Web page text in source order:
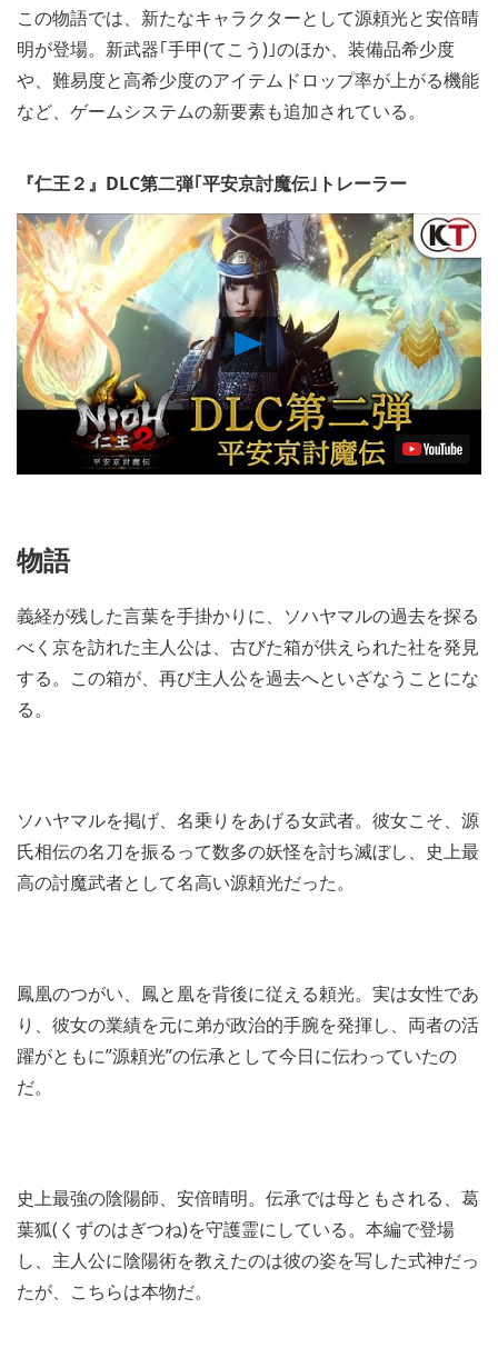
この物語では、新たなキャラクターとして源頼光と安倍晴
明が登場。新武器｢手甲(てこう)｣のほか、装備品希少度
や、難易度と高希少度のアイテムドロップ率が上がる機能
など、ゲームシステムの新要素も追加されている。
『仁王２』DLC第二弾｢平安京討魔伝｣トレーラー
Play
Video
物語
義経が残した言葉を手掛かりに、ソハヤマルの過去を探る
べく京を訪れた主人公は、古びた箱が供えられた社を発見
する。この箱が、再び主人公を過去へといざなうことにな
る。
ソハヤマルを掲げ、名乗りをあげる女武者。彼女こそ、源
氏相伝の名刀を振るって数多の妖怪を討ち滅ぼし、史上最
高の討魔武者として名高い源頼光だった。
鳳凰のつがい、鳳と凰を背後に従える頼光。実は女性であ
り、彼女の業績を元に弟が政治的手腕を発揮し、両者の活
躍がともに”源頼光”の伝承として今日に伝わっていたの
だ。
史上最強の陰陽師、安倍晴明。伝承では母ともされる、葛
葉狐(くずのはぎつね)を守護霊にしている。本編で登場
し、主人公に陰陽術を教えたのは彼の姿を写した式神だっ
たが、こちらは本物だ。